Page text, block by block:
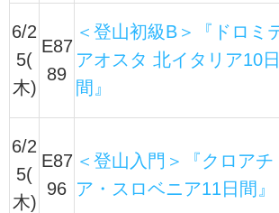
6/2
5(
木)
E87
89
＜登山初級B＞『ドロミ
アオスタ 北イタリア10日
間』
6/2
5(
木)
E87
96
＜登山入門＞『クロアチ
ア・スロベニア11日間』